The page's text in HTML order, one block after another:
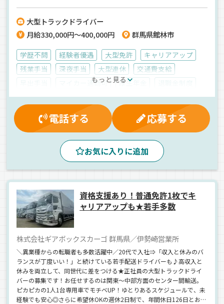
大型トラックドライバー
月給330,000円～400,000円
群馬県館林市
学歴不問 経験者優遇 大型免許
キャリアアップ
残業手当
深夜手当 大型連休
交通費支給
マイカー通勤可 厚生年金
健康保険
資格取得制度 労災保険
賞与
雇用保険
制服・作業着貸与
有給休暇
昼 朝 夕方 拠点多数 ETC搭載
地場
ドライブレコーダー
中距離
バックアイモニター装備
粉粒体
タンクローリー
正社員
もっと見る
電話する 応募する
お気に入りに追加
資格支援あり！普通免許1枚でキ
ャリアアップも★若手多数
株式会社ギアボックスカーゴ 群馬県／伊勢崎営業所
＼異業種からの転職者も多数活躍中／20代で入社⇒「収入と休みのバ
ランスが丁度いい！」と続けている若手配送ドライバーも♪高収入と
休みを両立して、同世代に差をつける★正社員の大型トラックドライ
バーの募集です！お任せするのは関東～中部方面のセンター間輸送。
ピカピカの1人1台専用車でモチベUP！ゆとりあるスケジュールで、未
経験でも安心◎さらに希望休OKの週休2日制で、年間休日126日とお休